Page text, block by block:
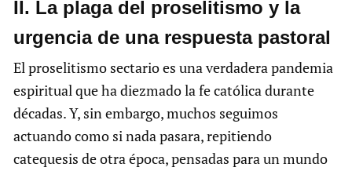
II. La plaga del proselitismo y la
urgencia de una respuesta pastoral
El proselitismo sectario es una verdadera pandemia
espiritual que ha diezmado la fe católica durante
décadas. Y, sin embargo, muchos seguimos
actuando como si nada pasara, repitiendo
catequesis de otra época, pensadas para un mundo